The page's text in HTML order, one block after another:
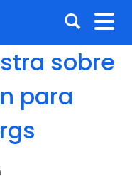
Abrir
a
busca
sobre
para